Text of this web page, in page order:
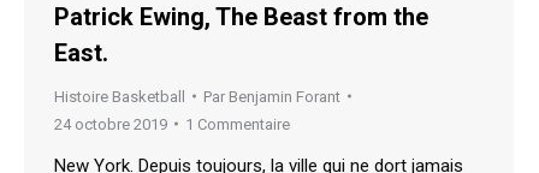
Patrick Ewing, The Beast from the
East.
Histoire Basketball Par Benjamin Forant
24 octobre 2019
1 Commentaire
New York. Depuis toujours, la ville qui ne dort jamais